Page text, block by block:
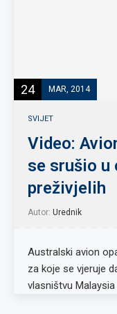
24 MAR, 2014
SVIJET
Video:
se srušio u
preživjelih
Autor: Urednik
Australski avion
za koje se vjeruje
vlasništvu